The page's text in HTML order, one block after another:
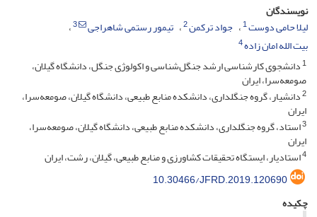
نویسندگان
لیلا حامی دوست1 جواد ترکمن2 تیمور رستمی شاهراجی 3
بیت الله امان زاده4
1دانشجوی کارشناسی ارشد جنگل‌شناسی و اکولوژی جنگل، دانشگاه گیلان،
صومعه‌سرا، ایران
2دانشیار، گروه جنگلداری، دانشکده منابع طبیعی، دانشگاه گیلان، صومعه‌سرا،
ایران
3استاد، گروه جنگلداری، دانشکده منابع طبیعی، دانشگاه گیلان، صومعه‌سرا،
ایران
4استادیار، ایستگاه تحقیقات کشاورزی و منابع طبیعی، گیلان، رشت، ایران
10.30466/JFRD.2019.120690
چکیده